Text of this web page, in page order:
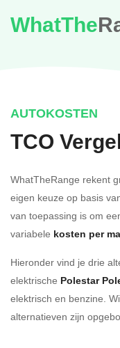
WhatThe
AUTOKOSTEN
TCO
WhatTheRange rekent
eigen keuze op basis
van toepassing is om
variabele kosten per
Hieronder vind je drie
elektrische Polestar
elektrisch en benzine.
alternatieven zijn